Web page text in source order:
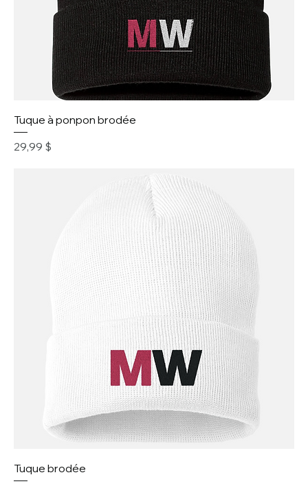
Tuque à ponpon brodée
Prix
29,99 $
Tuque brodée